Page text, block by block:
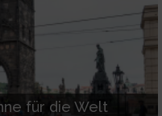
für die Welt